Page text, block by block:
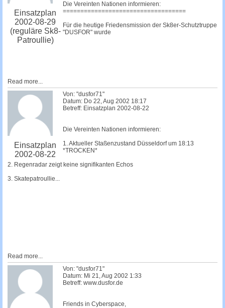
Einsatzplan
2002-08-29
(reguläre Sk8-
Patroullie)
Die Vereinten Nationen informieren:
===================================
Für die heutige Friedensmission der Sk8er-Schutztruppe
"DUSFOR" wurde
Read more...
Einsatzplan
2002-08-22
Von: "dusfor71"
Datum: Do 22, Aug 2002 18:17
Betreff: Einsatzplan 2002-08-22
Die Vereinten Nationen informieren:
1. Aktueller Staßenzustand Düsseldorf um 18:13
*TROCKEN*
2. Regenradar zeigt keine signifikanten Echos
3. Skatepatroullie...
Read more...
Von: "dusfor71"
Datum: Mi 21, Aug 2002 1:33
Betreff: www.dusfor.de
Friends in Cyberspace,